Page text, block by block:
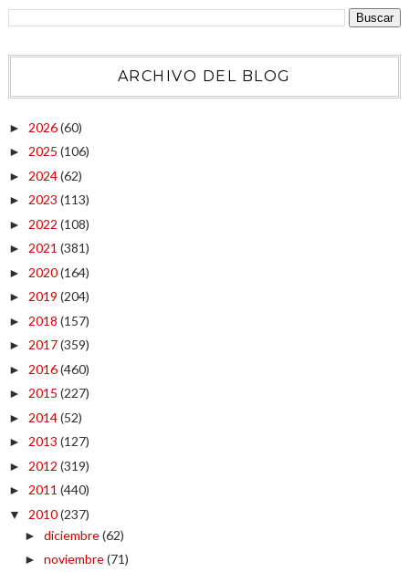
ARCHIVO DEL BLOG
► 2026(60)
► 2025 (106)
► 2024(62)
► 2023 (113)
► 2022 (108)
► 2021 (381)
► 2020(164)
► 2019 (204)
► 2018 (157)
► 2017(359)
► 2016(460)
► 2015 (227)
► 2014(52)
► 2013 (127)
► 2012 (319)
► 2011 (440)
▼ 2010(237)
► diciembre(62)
► noviembre(71)